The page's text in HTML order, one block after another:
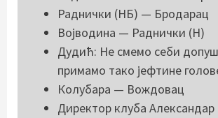
Раднички (НБ) — Бродарац
Војводина — Раднички (Н)
Дудић: Не смемо себи
примамо тако јефтине
Колубара — Вождовац
Директор клуба